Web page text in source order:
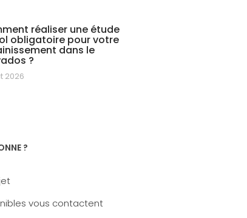
réaliser une étude
obligatoire pour votre
dans le
?
2026
?
vous contactent